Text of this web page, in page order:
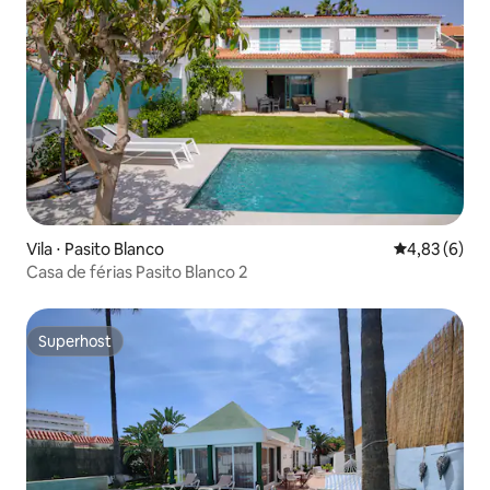
Vila ⋅ Pasito Blanco 4,83 de uma
4,83 (6)
Casa de férias Pasito Blanco 2
Superhost
Superhost